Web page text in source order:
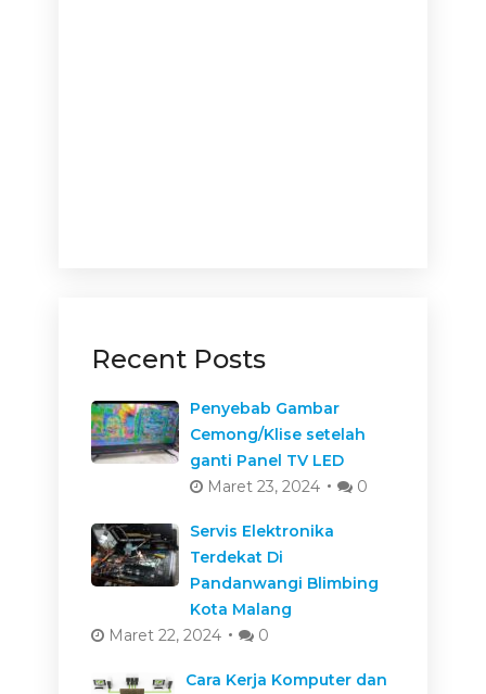
Recent Posts
Penyebab Gambar
Cemong/Klise setelah
ganti Panel TV LED
Maret 23, 2024
0
Servis Elektronika
Terdekat Di
Pandanwangi Blimbing
Kota Malang
Maret 22, 2024
0
Cara Kerja Komputer dan